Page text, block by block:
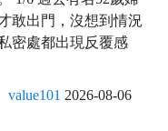
敢出門，沒想到情況
密處都出現反覆感
value101 2026-08-06